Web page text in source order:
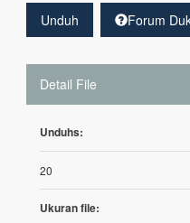
Unduh Forum
Detail File
Unduhs:
20
Ukuran file: